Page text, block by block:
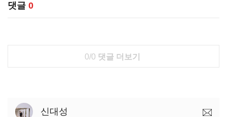
댓글 0
0/0 댓글 더보기
신대성